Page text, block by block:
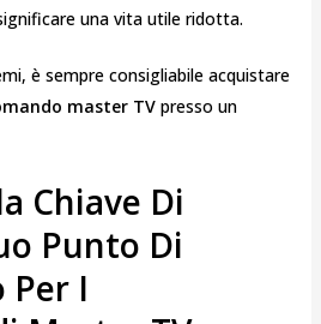
una vita utile ridotta.
è sempre consigliabile acquistare
master TVpresso un
Chiave Di
Punto Di
I